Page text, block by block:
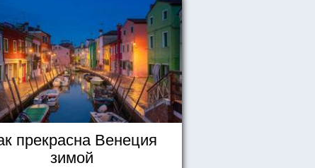
прекрасна Венеция
зимой